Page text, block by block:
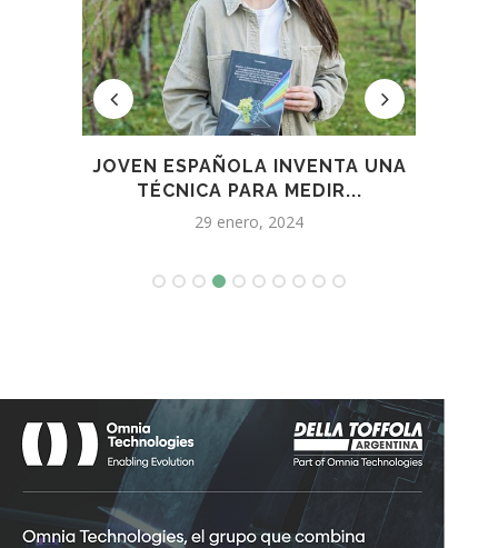
JOVEN ESPAÑOLA INVENTA UNA
TÉCNICA PARA MEDIR...
29 enero, 2024